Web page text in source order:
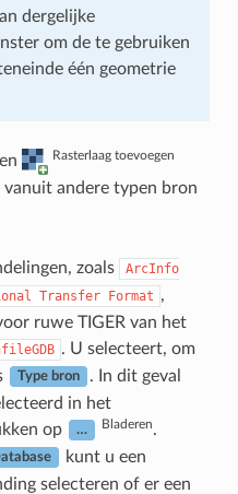
dergelijke
om de te gebruiken
één geometrie
en Rasterlaag toevoegen
andere typen bron
zoals
ArcInfo
Transfer Format ,
ruwe TIGER van het
. U selecteert, om
Type bron
. In dit geval
in het
op
… Bladeren.
kunt u een
selecteren of er een